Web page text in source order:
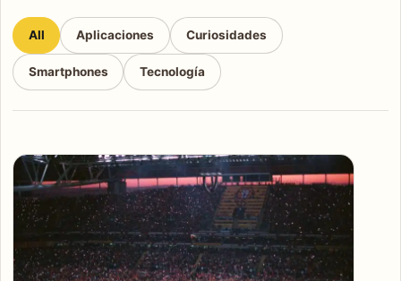
All Aplicaciones Curiosidades
Smartphones Tecnología
Articles